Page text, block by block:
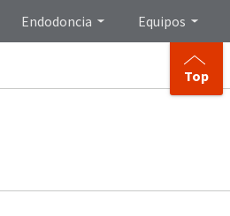
Endodoncia Equipos
Top